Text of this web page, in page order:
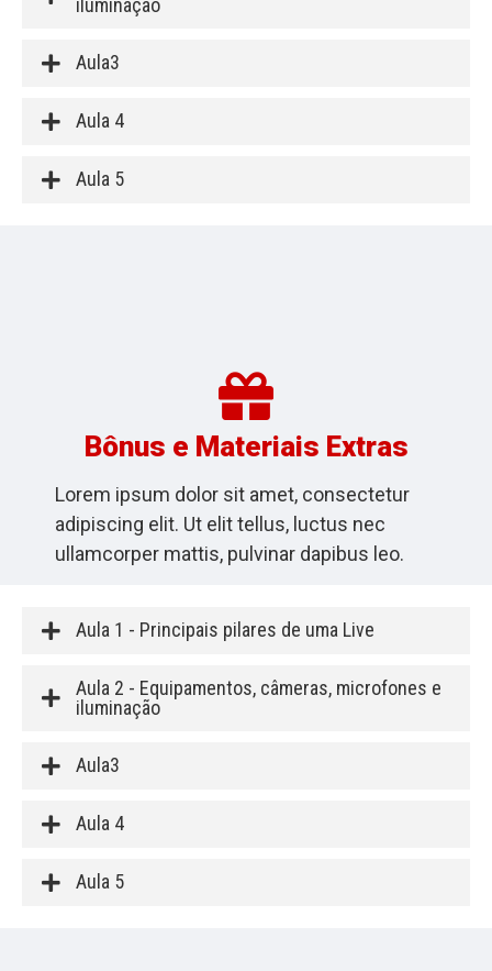
iluminação
Aula3
Aula 4
Aula 5
Bônus e Materiais Extras
Lorem ipsum dolor sit amet, consectetur
adipiscing elit. Ut elit tellus, luctus nec
ullamcorper mattis, pulvinar dapibus leo.
Aula 1 - Principais pilares de uma Live
Aula 2 - Equipamentos, câmeras, microfones e
iluminação
Aula3
Aula 4
Aula 5